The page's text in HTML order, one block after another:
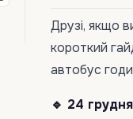
Друзі, якщо
короткий
автобус
🔹 24